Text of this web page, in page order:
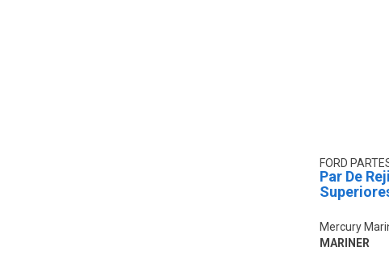
FORD
Par De
Mercury
MARINER